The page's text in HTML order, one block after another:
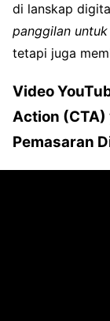
di lanskap
panggilan
tetapi juga
Video
Action (CTA)
Pemasaran